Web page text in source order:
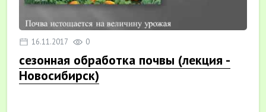
16.11.2017 0
сезонная обработка почвы (лекция -
Новосибирск)